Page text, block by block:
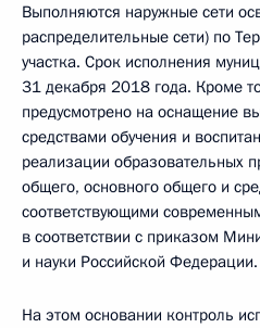
Выполняются наружные сети
распределительные сети) по
участка. Срок исполнения
31 декабря 2018 года. Кроме
предусмотрено на оснащение
средствами обучения и
реализации образовательных
общего, основного общего и
соответствующими
в соответствии с приказом
и науки Российской Федерации.
На этом основании контроль